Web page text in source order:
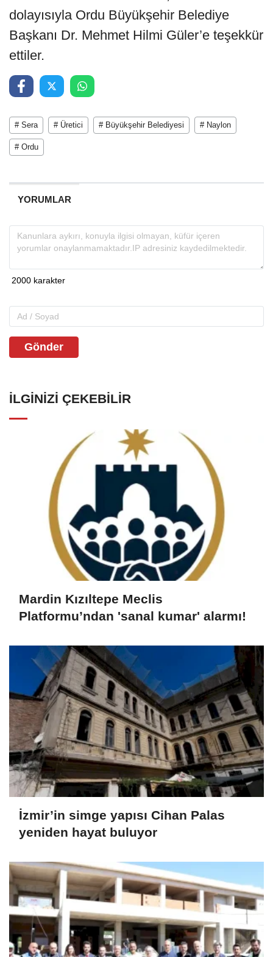
dolayısıyla Ordu Büyükşehir Belediye
Başkanı Dr. Mehmet Hilmi Güler’e teşekkür
ettiler.
# Sera # Üretici # Büyükşehir Belediyesi # Naylon
# Ordu
YORUMLAR
Gönder
İLGINIZI ÇEKEBILIR
Mardin Kızıltepe Meclis
Platformu’ndan 'sanal kumar' alarmı!
İzmir’in simge yapısı Cihan Palas
yeniden hayat buluyor